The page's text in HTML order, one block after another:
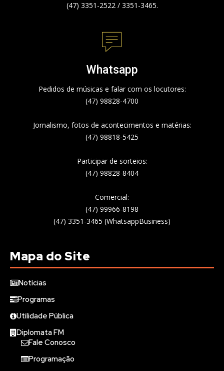
(47) 3351-2522 / 3351-3465.
Whatsapp
Pedidos de músicas e falar com os locutores:
(47) 98828-4700
Jornalismo, fotos de acontecimentos e matérias:
(47) 98818-5425
Participar de sorteios:
(47) 98828-8404
Comercial:
(47) 99966-8198
(47) 3351-3465 (WhatsappBusiness)
Mapa do Site
Notícias
Programas
Utilidade Pública
Diplomata FM
Fale Conosco
Programação